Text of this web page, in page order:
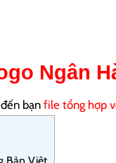
Ngân
bạn file tổng hợp